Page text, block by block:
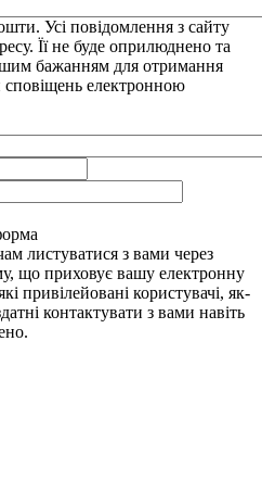
Усі повідомлення з сайту
Її не буде оприлюднено та
бажанням для отримання
електронною
листуватися з вами через
що приховує вашу електронну
привілейовані користувачі, як-
контактувати з вами навіть